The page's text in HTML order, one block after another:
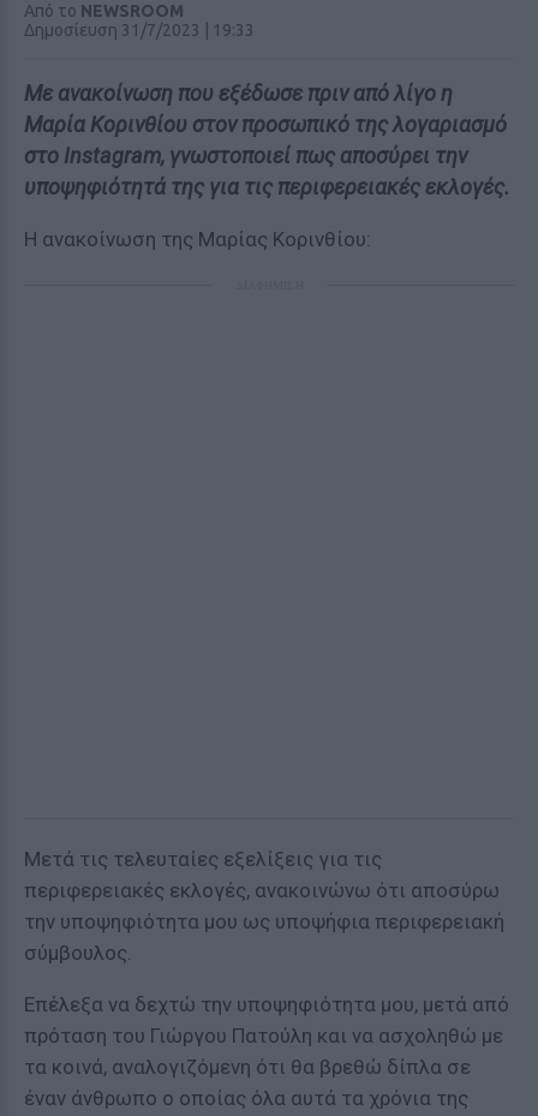
Από το NEWSROOM
Δημοσίευση 31/7/2023 | 19:33
Με ανακοίνωση που εξέδωσε πριν από λίγο η
Μαρία Κορινθίου στον προσωπικό της λογαριασμό
στο Instagram, γνωστοποιεί πως αποσύρει την
υποψηφιότητά της για τις περιφερειακές εκλογές.
Η ανακοίνωση της Μαρίας Κορινθίου:
Μετά τις τελευταίες εξελίξεις για τις
περιφερειακές εκλογές, ανακοινώνω ότι αποσύρω
την υποψηφιότητα μου ως υποψήφια περιφερειακή
σύμβουλος.
Επέλεξα να δεχτώ την υποψηφιότητα μου, μετά από
πρόταση του Γιώργου Πατούλη και να ασχοληθώ με
τα κοινά, αναλογιζόμενη ότι θα βρεθώ δίπλα σε
έναν άνθρωπο ο οποίας όλα αυτά τα χρόνια της